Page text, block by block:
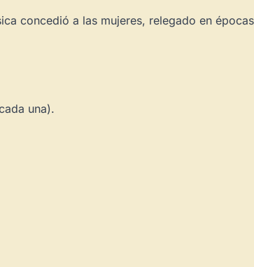
concedió a las mujeres, relegado en
una).